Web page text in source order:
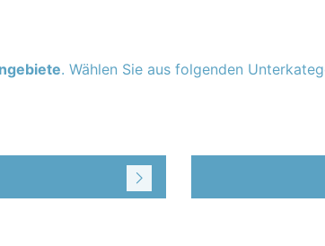
. Wählen Sie aus folgenden